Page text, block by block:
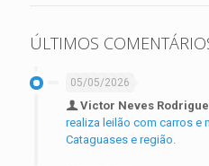
ÚLTIMOS
05/05/2026
Victor Neves
realiza leilão com carros e
Cataguases e região.